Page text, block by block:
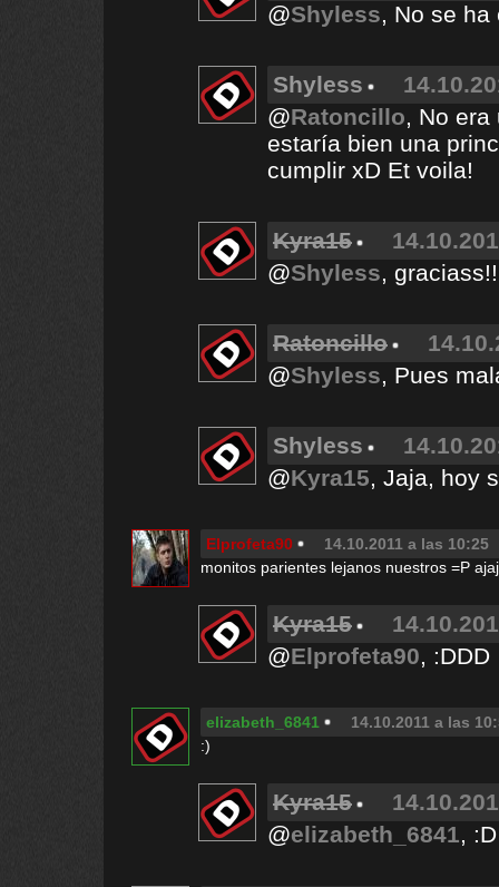
@Shyless, No se
Shyless
@Ratoncillo, No
estaría bien una
cumplir xD Et voila!
Kyra15
@Shyless,
Ratoncillo
@Shyless, Pues
Shyless
@Kyra15, Jaja, hoy
Elprofeta90
14.10.2011 a las 10:25
monitos parientes lejanos nuestros =P
Kyra15
@Elprofeta90, :DDD
elizabeth_6841
14.10.2011 a las
:)
Kyra15
@elizabeth_6841, :D